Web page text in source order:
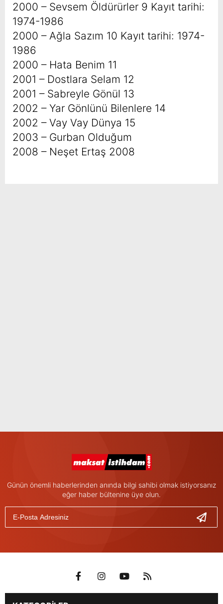
2000 – Sevsem Öldürürler 9 Kayıt tarihi:
1974-1986
2000 – Ağla Sazım 10 Kayıt tarihi: 1974-
1986
2000 – Hata Benim 11
2001 – Dostlara Selam 12
2001 – Sabreyle Gönül 13
2002 – Yar Gönlünü Bilenlere 14
2002 – Vay Vay Dünya 15
2003 – Gurban Olduğum
2008 – Neşet Ertaş 2008
Günün önemli haberlerinden anında bilgi sahibi olmak istiyorsanız
eğer haber bültenine üye olun.